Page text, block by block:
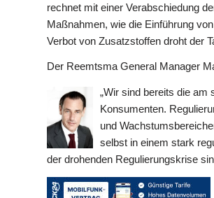
rechnet mit einer Verabschiedung
Maßnahmen, wie die Einführung
Verbot von Zusatzstoffen droht der
Der Reemtsma General Manager
„Wir sind bereits die am
Konsumenten.
und
selbst in einem stark
der drohenden Regulierungskrise